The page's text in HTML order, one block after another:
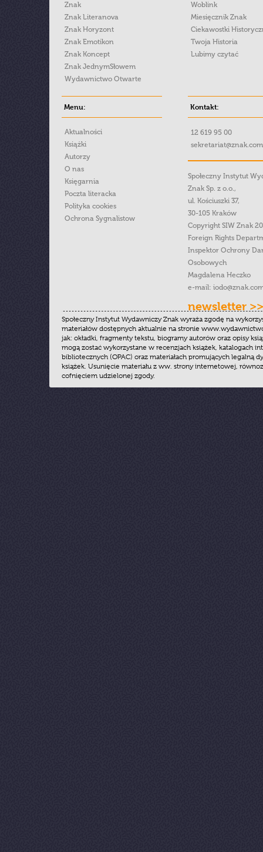
Znak
Znak Literanova
Znak Horyzont
Znak Emotikon
Znak Koncept
Znak JednymSłowem
Wydawnictwo Otwarte
Woblink
Miesięcznik Znak
Ciekawostki
Twoja Historia
Lubimy czytać
Menu:
Aktualności
Książki
Autorzy
O nas
Księgarnia
Poczta literacka
Polityka cookies
Ochrona Sygnalistow
Kontakt:
12 619 95 00
Społeczny Instytut
Znak Sp. z o.o.,
ul. Kościuszki 37,
30-105 Kraków
Copyright SIW Znak
Foreign Rights
Inspektor Ochrony
Osobowych
Magdalena Heczko
e-mail:
newsletter >>
Społeczny Instytut Wydawniczy Znak wyraża zgodę na
materiałów dostępnych aktualnie na stronie
jak: okładki, fragmenty tekstu, biogramy autorów oraz opisy
mogą zostać wykorzystane w recenzjach książek, katalogach
bibliotecznych (OPAC) oraz materiałach promujących legalną
książek. Usunięcie materiału z ww. strony internetowej,
cofnięciem udzielonej zgody.